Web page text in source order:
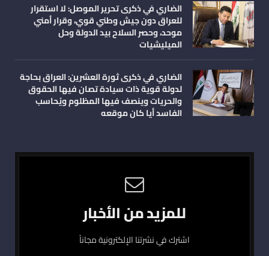
الضاري في ذكرى تحرير الموصل: لا استقرار
للعراق دون جيش وطني قوي، وقرار أمني
موحد، وحصر السلاح بيد الدولة وحل
الميليشيات
الضاري في ذكرى ثورة العشرين: العراق بحاجة
لدولة قوية ذات سيادة تصان فيها الحقوق
والحريات وينصف فيها المظلوم ويُحاسب
الفاسد أيا كان موقعه
للمزيد من الأخبار
اشترك في نشرتنا الإلكترونية مجاناً